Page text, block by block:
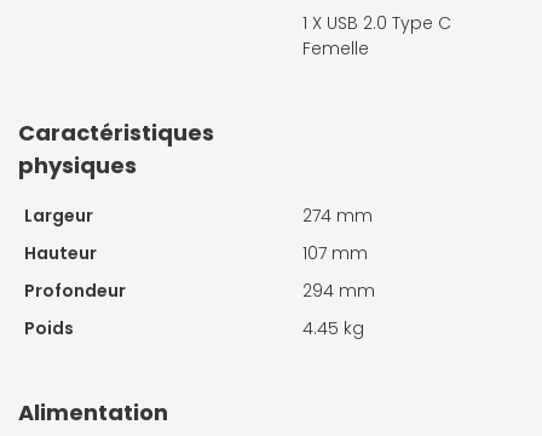
1 X USB 2.0 Type C
Femelle
Caractéristiques
physiques
Largeur
274 mm
Hauteur
107 mm
Profondeur
294 mm
Poids
4.45 kg
Alimentation